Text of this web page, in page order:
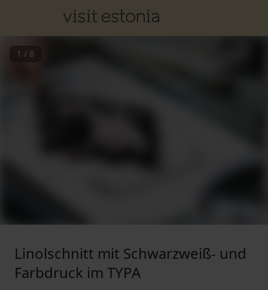
1 / 8
Linolschnitt mit Schwarzweiß- und
Farbdruck im TYPA